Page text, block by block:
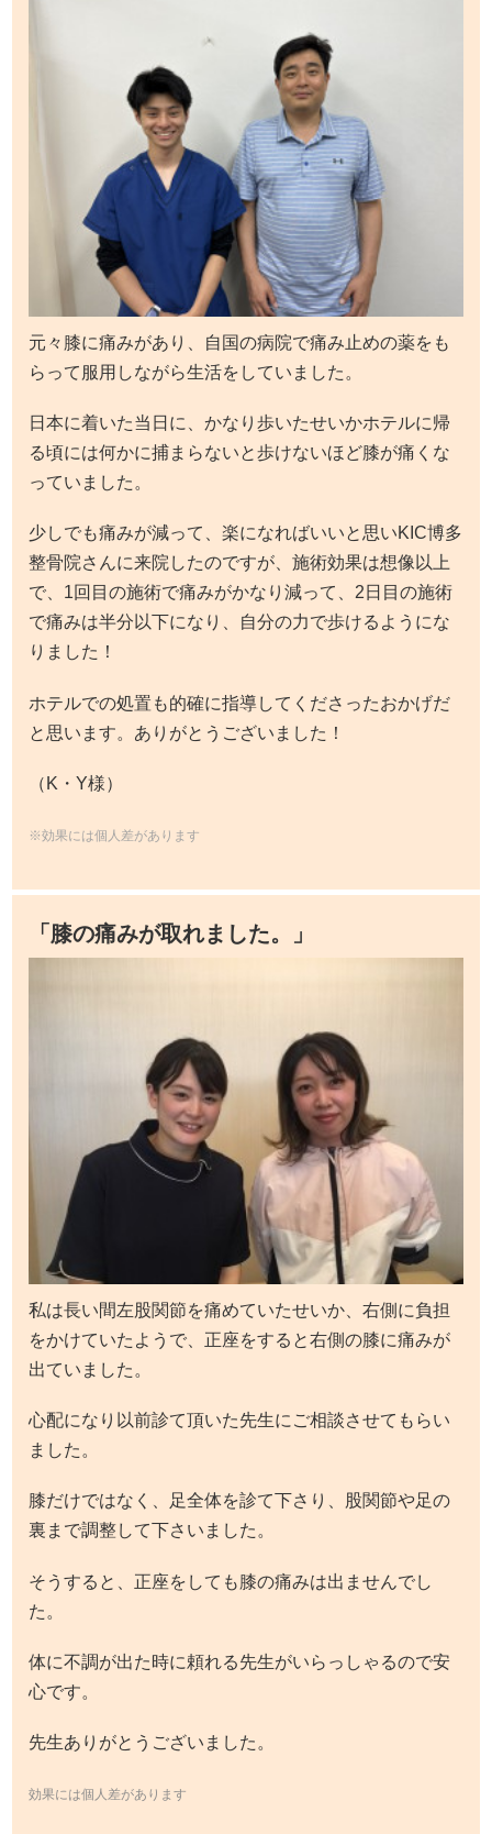
元々膝に痛みがあり、自国の病院で痛み止めの薬をも
らって服用しながら生活をしていました。
日本に着いた当日に、かなり歩いたせいかホテルに帰
る頃には何かに捕まらないと歩けないほど膝が痛くな
っていました。
少しでも痛みが減って、楽になればいいと思いKIC博多
整骨院さんに来院したのですが、施術効果は想像以上
で、1回目の施術で痛みがかなり減って、2日目の施術
で痛みは半分以下になり、自分の力で歩けるようにな
りました！
ホテルでの処置も的確に指導してくださったおかげだ
と思います。ありがとうございました！
（K・Y様）
※効果には個人差があります
「膝の痛みが取れました。」
私は長い間左股関節を痛めていたせいか、右側に負担
をかけていたようで、正座をすると右側の膝に痛みが
出ていました。
心配になり以前診て頂いた先生にご相談させてもらい
ました。
膝だけではなく、足全体を診て下さり、股関節や足の
裏まで調整して下さいました。
そうすると、正座をしても膝の痛みは出ませんでし
た。
体に不調が出た時に頼れる先生がいらっしゃるので安
心です。
先生ありがとうございました。
効果には個人差があります